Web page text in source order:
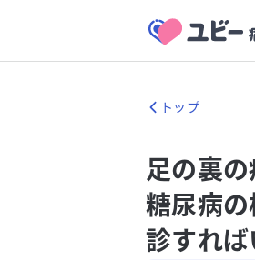
トップ
足の裏
糖尿病
診すれば